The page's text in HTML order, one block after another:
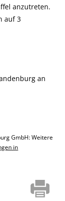
anzutreten.
auf 3
an
GmbH: Weitere
in